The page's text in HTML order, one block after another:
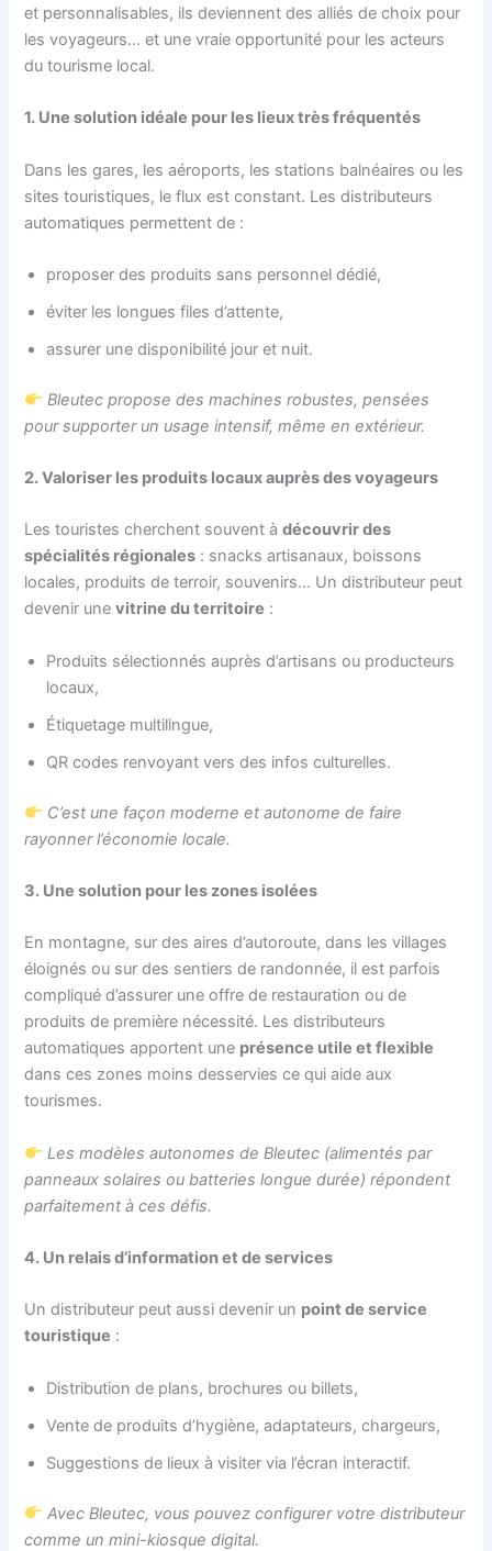
et personnalisables, ils deviennent des alliés de choix pour
les voyageurs… et une vraie opportunité pour les acteurs
du tourisme local.
1. Une solution idéale pour les lieux très fréquentés
Dans les gares, les aéroports, les stations balnéaires ou les
sites touristiques, le flux est constant. Les distributeurs
automatiques permettent de :
proposer des produits sans personnel dédié,
éviter les longues files d’attente,
assurer une disponibilité jour et nuit.
Bleutec propose des machines robustes, pensées
pour supporter un usage intensif, même en extérieur.
2. Valoriser les produits locaux auprès des voyageurs
Les touristes cherchent souvent àdécouvrir des
spécialités régionales : snacks artisanaux, boissons
locales, produits de terroir, souvenirs… Un distributeur peut
devenir unevitrine du territoire :
Produits sélectionnés auprès d’artisans ou producteurs
locaux,
Étiquetage multilingue,
QR codes renvoyant vers des infos culturelles.
C’est une façon moderne et autonome de faire
rayonner l’économie locale.
3. Une solution pour les zones isolées
En montagne, sur des aires d’autoroute, dans les villages
éloignés ou sur des sentiers de randonnée, il est parfois
compliqué d’assurer une offre de restauration ou de
produits de première nécessité. Les distributeurs
automatiques apportent une présence utile et flexible
dans ces zones moins desservies ce qui aide aux
tourismes.
Les modèles autonomes de Bleutec (alimentés par
panneaux solaires ou batteries longue durée) répondent
parfaitement à ces défis.
4. Un relais d’information et de services
Un distributeur peut aussi devenir un point de service
touristique :
Distribution de plans, brochures ou billets,
Vente de produits d’hygiène, adaptateurs, chargeurs,
Suggestions de lieux à visiter via l’écran interactif.
Avec Bleutec, vous pouvez configurer votre distributeur
comme un mini-kiosque digital.